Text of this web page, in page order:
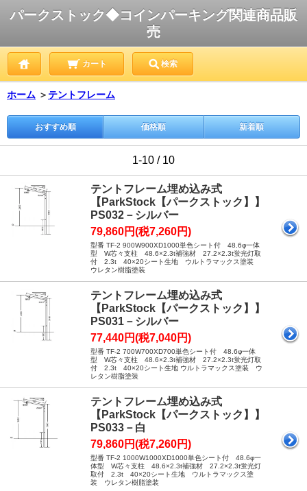
パークストック◆コインパーキング関連商品販
売
カート 検索
ホーム ＞ テントフレーム
おすすめ順 価格順 新着順
1-10 / 10
テントフレーム埋め込み式
【ParkStock【パークストック】】
PS032－シルバー
79,860円(税7,260円)
型番 TF-2 900W900XD1000単色シート付 48.6φ一体
型 W芯々支柱 48.6×2.3t補強材 27.2×2.3t蛍光灯取
付 2.3t 40×20シート生地 ウルトラマックス塗装
ウレタン樹脂塗装
テントフレーム埋め込み式
【ParkStock【パークストック】】
PS031－シルバー
77,440円(税7,040円)
型番 TF-2 700W700XD700単色シート付 48.6φ一体
型 W芯々支柱 48.6×2.3t補強材 27.2×2.3t蛍光灯取
付 2.3t 40×20シート生地 ウルトラマックス塗装 ウ
レタン樹脂塗装
テントフレーム埋め込み式
【ParkStock【パークストック】】
PS033－白
79,860円(税7,260円)
型番 TF-2 1000W1000XD1000単色シート付 48.6φ一
体型 W芯々支柱 48.6×2.3t補強材 27.2×2.3t蛍光灯
取付 2.3t 40×20シート生地 ウルトラマックス塗
装 ウレタン樹脂塗装